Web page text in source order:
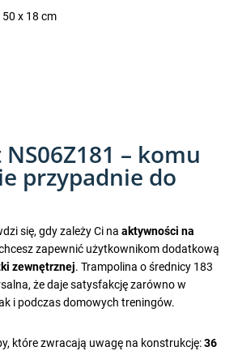
50 x 18 cm
– komu
przypadnie do
się, gdy zależy Ci naaktywności na
zapewnić użytkownikom dodatkową
zewnętrznej. Trampolina o średnicy 183
że daje satysfakcję zarówno w
i podczas domowych treningów.
które zwracają uwagę na konstrukcję:36